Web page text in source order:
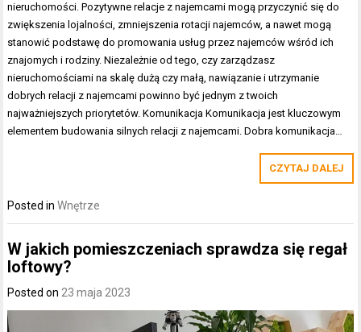
nieruchomości. Pozytywne relacje z najemcami mogą przyczynić się do
zwiększenia lojalności, zmniejszenia rotacji najemców, a nawet mogą
stanowić podstawę do promowania usług przez najemców wśród ich
znajomych i rodziny. Niezależnie od tego, czy zarządzasz
nieruchomościami na skalę dużą czy małą, nawiązanie i utrzymanie
dobrych relacji z najemcami powinno być jednym z twoich
najważniejszych priorytetów. Komunikacja Komunikacja jest kluczowym
elementem budowania silnych relacji z najemcami. Dobra komunikacja…
CZYTAJ DALEJ
Posted inWnętrze
W jakich pomieszczeniach sprawdza się regał
loftowy?
Posted on 23 maja 2023